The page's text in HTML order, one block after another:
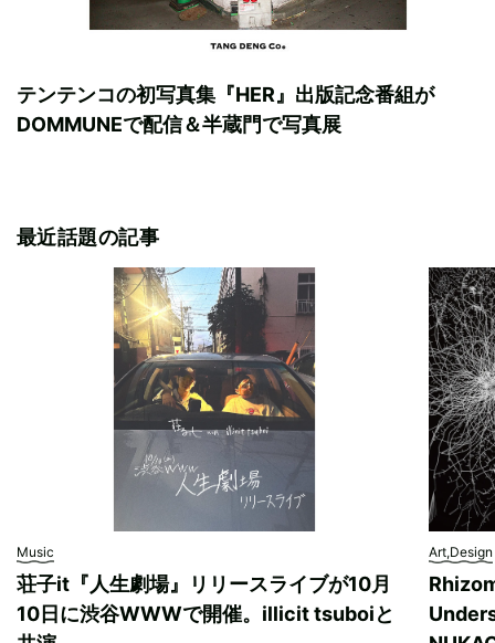
テンテンコの初写真集『HER』出版記念番組が
DOMMUNEで配信＆半蔵門で写真展
最近話題の記事
Music
荘子it『人生劇場』リリースライブが10月
10日に渋谷WWWで開催。illicit tsuboiと
Art,Design